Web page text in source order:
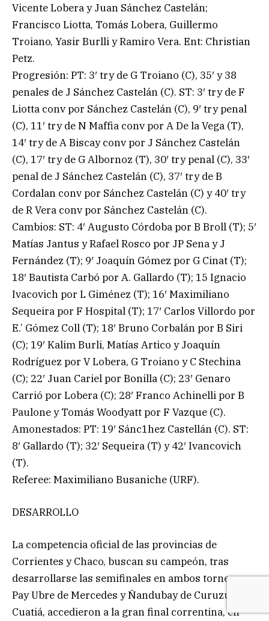
Vicente Lobera y Juan Sánchez Castelán;
Francisco Liotta, Tomás Lobera, Guillermo
Troiano, Yasir Burlli y Ramiro Vera. Ent: Christian
Petz.
Progresión: PT: 3′ try de G Troiano (C), 35′ y 38
penales de J Sánchez Castelán (C). ST: 3′ try de F
Liotta conv por Sánchez Castelán (C), 9′ try penal
(C), 11′ try de N Maffia conv por A De la Vega (T),
14′ try de A Biscay conv por J Sánchez Castelán
(C), 17′ try de G Albornoz (T), 30′ try penal (C), 33′
penal de J Sánchez Castelán (C), 37′ try de B
Cordalan conv por Sánchez Castelán (C) y 40′ try
de R Vera conv por Sánchez Castelán (C).
Cambios: ST: 4′ Augusto Córdoba por B Broll (T); 5′
Matías Jantus y Rafael Rosco por JP Sena y J
Fernández (T); 9′ Joaquín Gómez por G Cinat (T);
18′ Bautista Carbó por A. Gallardo (T); 15 Ignacio
Ivacovich por L Giménez (T); 16′ Maximiliano
Sequeira por F Hospital (T); 17′ Carlos Villordo por
E.’ Gómez Coll (T); 18′ Bruno Corbalán por B Siri
(C); 19′ Kalim Burli, Matías Artico y Joaquín
Rodríguez por V Lobera, G Troiano y C Stechina
(C); 22′ Juan Cariel por Bonilla (C); 23′ Genaro
Carrió por Lobera (C); 28′ Franco Achinelli por B
Paulone y Tomás Woodyatt por F Vazque (C).
Amonestados: PT: 19′ Sánc1hez Castellán (C). ST:
8′ Gallardo (T); 32′ Sequeira (T) y 42′ Ivancovich
(T).
Referee: Maximiliano Busaniche (URF).
DESARROLLO
La competencia oficial de las provincias de
Corrientes y Chaco, buscan su campeón, tras
desarrollarse las semifinales en ambos torneos,
Pay Ubre de Mercedes y Ñandubay de Curuzú
Cuatiá, accedieron a la gran final correntina, en